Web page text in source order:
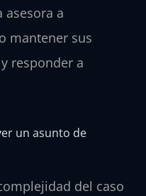
a
mantener sus
responder a
un asunto de
del caso